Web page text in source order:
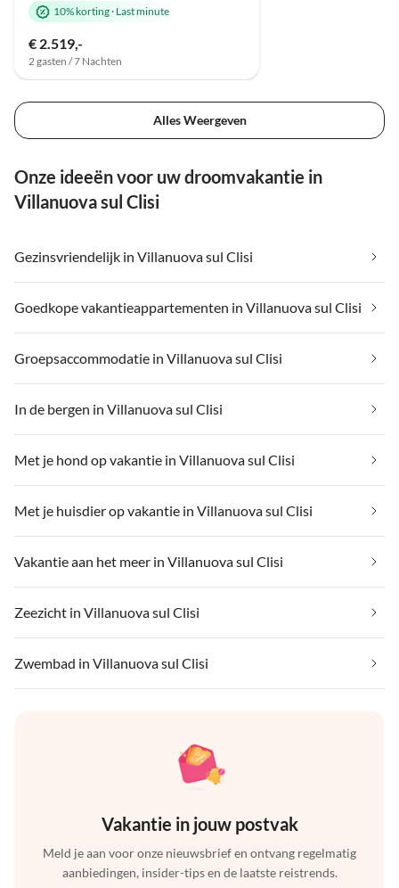
10% korting· Last minute
€ 2.519,-
2 gasten / 7 Nachten
Alles Weergeven
Onze ideeën voor uw droomvakantie in
Villanuova sul Clisi
Gezinsvriendelijk in Villanuova sul Clisi
Goedkope vakantieappartementen in Villanuova sul Clisi
Groepsaccommodatie in Villanuova sul Clisi
In de bergen in Villanuova sul Clisi
Met je hond op vakantie in Villanuova sul Clisi
Met je huisdier op vakantie in Villanuova sul Clisi
Vakantie aan het meer in Villanuova sul Clisi
Zeezicht in Villanuova sul Clisi
Zwembad in Villanuova sul Clisi
Vakantie in jouw postvak
Meld je aan voor onze nieuwsbrief en ontvang regelmatig
aanbiedingen, insider-tips en de laatste reistrends.